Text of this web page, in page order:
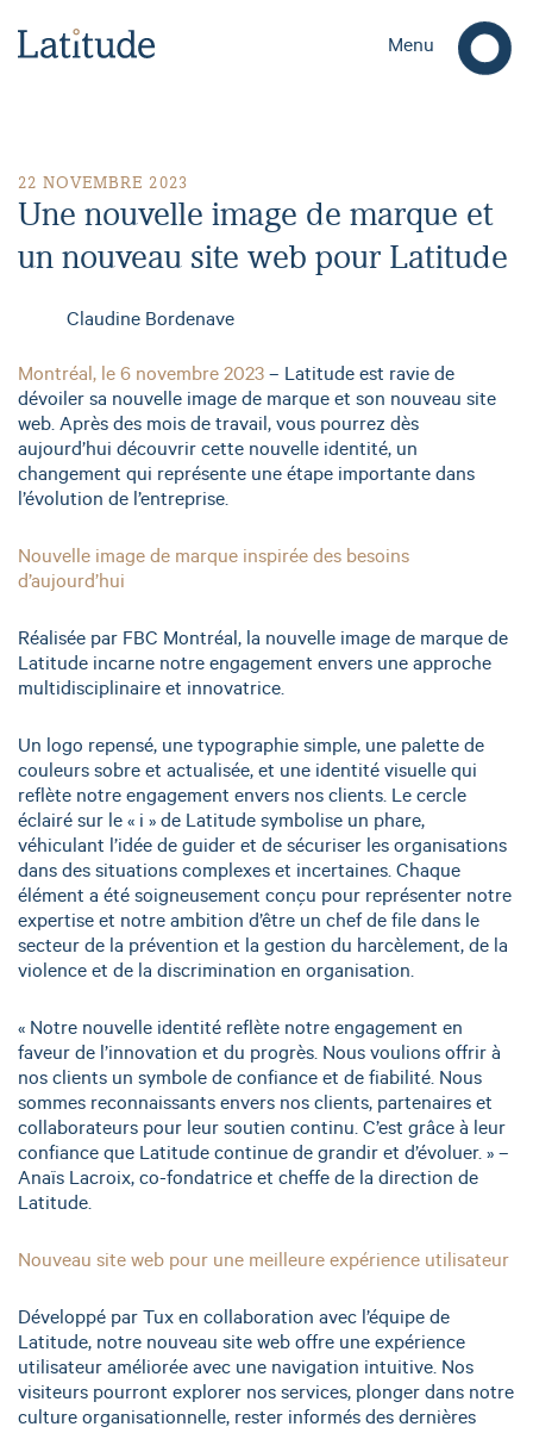
Menu
22 NOVEMBRE 2023
Une nouvelle image de marque et un nouveau site web pour
Une nouvelle image de marque et
un nouveau site web pour Latitude
Claudine Bordenave
Montréal, le 6 novembre 2023 – Latitude est ravie de
dévoiler sa nouvelle image de marque et son nouveau site
web. Après des mois de travail, vous pourrez dès
aujourd’hui découvrir cette nouvelle identité, un
changement qui représente une étape importante dans
l’évolution de l’entreprise.
Nouvelle image de marque inspirée des besoins
d’aujourd’hui
Réalisée par FBC Montréal, la nouvelle image de marque de
Latitude incarne notre engagement envers une approche
multidisciplinaire et innovatrice.
Un logo repensé, une typographie simple, une palette de
couleurs sobre et actualisée, et une identité visuelle qui
reflète notre engagement envers nos clients. Le cercle
éclairé sur le « i » de Latitude symbolise un phare,
véhiculant l’idée de guider et de sécuriser les organisations
dans des situations complexes et incertaines. Chaque
élément a été soigneusement conçu pour représenter notre
expertise et notre ambition d’être un chef de file dans le
secteur de la prévention et la gestion du harcèlement, de la
violence et de la discrimination en organisation.
« Notre nouvelle identité reflète notre engagement en
faveur de l’innovation et du progrès. Nous voulions offrir à
nos clients un symbole de confiance et de fiabilité. Nous
sommes reconnaissants envers nos clients, partenaires et
collaborateurs pour leur soutien continu. C’est grâce à leur
confiance que Latitude continue de grandir et d’évoluer. » –
Anaïs Lacroix, co-fondatrice et cheffe de la direction de
Latitude.
Nouveau site web pour une meilleure expérience utilisateur
Développé par Tux en collaboration avec l’équipe de
Latitude, notre nouveau site web offre une expérience
utilisateur améliorée avec une navigation intuitive. Nos
visiteurs pourront explorer nos services, plonger dans notre
culture organisationnelle, rester informés des dernières